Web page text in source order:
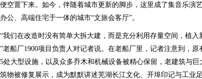
空置下来。如今，伴随着城市更新的脚步，这里成了集音乐演艺
公、高端住宅于一体的城市“文旅会客厅”。
在改造时没有简单大拆大建，而是充分利用存量空间，植入
老船厂1900项目负责人对记者说。在老船厂里，记者注意到，原
处大型设施，以及众多乔木和机械设备被精心保留，老建筑与巨
物被修复展示，成为默默讲述芜湖长江文化、开埠印记与工业